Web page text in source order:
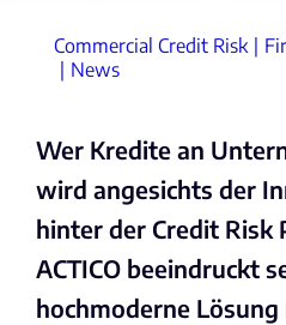
Commercial Credit Risk
News
Wer Kredite an
wird angesichts der
hinter der Credit Risk
ACTICO beeindruckt
hochmoderne